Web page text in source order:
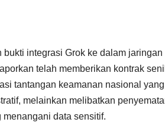
integrasi Grok ke dalam jaringan
telah memberikan kontrak
tantangan keamanan nasional yang
melainkan melibatkan
data sensitif.